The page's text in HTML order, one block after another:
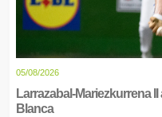
05/08/2026
Larrazabal-Mariezkurrena
Blanca